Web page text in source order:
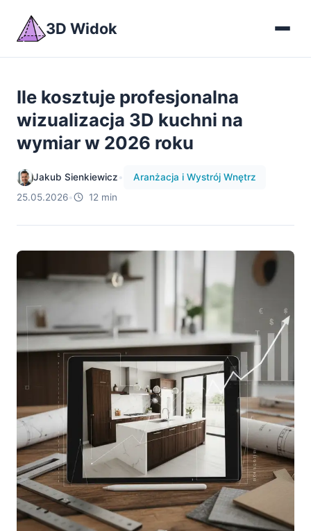
3D Widok
Ile kosztuje profesjonalna
wizualizacja 3D kuchni na
wymiar w 2026 roku
Jakub Sienkiewicz•
Aranżacja i Wystrój Wnętrz
25.05.2026• 12 min